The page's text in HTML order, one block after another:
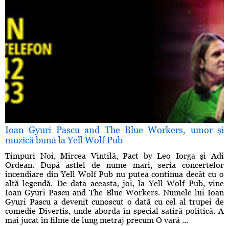
Ioan Gyuri Pascu and The Blue Workers, umor şi
muzică bună la Yell Wolf Pub
Timpuri Noi, Mircea Vintilă, Pact by Leo Iorga şi Adi
Ordean. După astfel de nume mari, seria concertelor
incendiare din Yell Wolf Pub nu putea continua decât cu o
altă legendă. De data aceasta, joi, la Yell Wolf Pub, vine
Ioan Gyuri Pascu and The Blue Workers. Numele lui Ioan
Gyuri Pascu a devenit cunoscut o dată cu cel al trupei de
comedie Divertis, unde aborda în special satiră politică. A
mai jucat în filme de lung metraj precum O vară ...